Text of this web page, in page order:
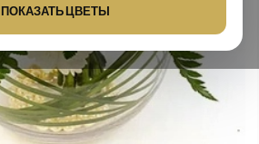
ПОКАЗАТЬ ЦВЕТЫ